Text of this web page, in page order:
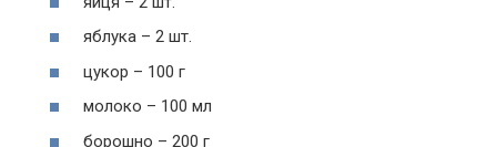
яблука – 2 шт.
цукор – 100 г
молоко – 100 мл
борошно – 200 г